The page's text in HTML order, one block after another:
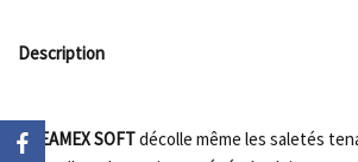
Description
CREAMEX SOFTdécolle même les saletés